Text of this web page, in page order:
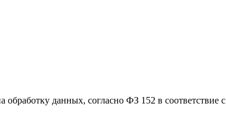
данных, согласно ФЗ 152 в соответствие с